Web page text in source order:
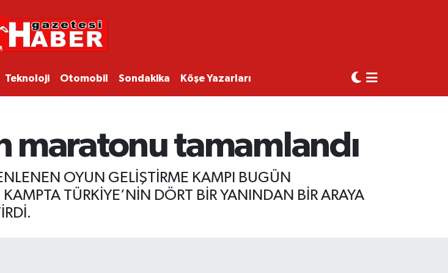
Teknoloji Otomobil Sondakika Köşe Yazarları
maratonu tamamlandı
OYUN GELİŞTİRME KAMPI BUGÜN
TÜRKİYE’NİN DÖRT BİR YANINDAN BİR ARAYA